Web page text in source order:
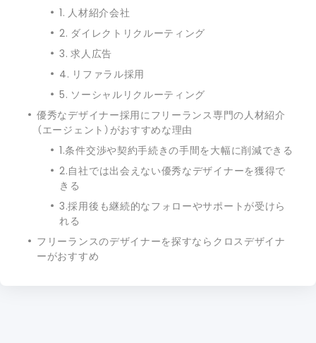
1. 人材紹介会社
2. ダイレクトリクルーティング
3. 求人広告
4. リファラル採用
5. ソーシャルリクルーティング
優秀なデザイナー採用にフリーランス専門の人材紹介
（エージェント）がおすすめな理由
1.条件交渉や契約手続きの手間を大幅に削減できる
2.自社では出会えない優秀なデザイナーを獲得で
きる
3.採用後も継続的なフォローやサポートが受けら
れる
フリーランスのデザイナーを探すならクロスデザイナ
ーがおすすめ